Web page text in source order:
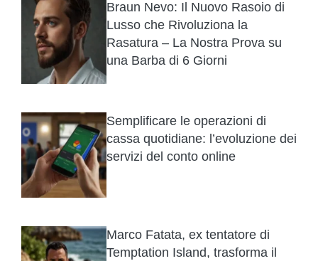
Braun Nevo: Il Nuovo Rasoio di
Lusso che Rivoluziona la
Rasatura – La Nostra Prova su
una Barba di 6 Giorni
Semplificare le operazioni di
cassa quotidiane: l’evoluzione dei
servizi del conto online
Marco Fatata, ex tentatore di
Temptation Island, trasforma il